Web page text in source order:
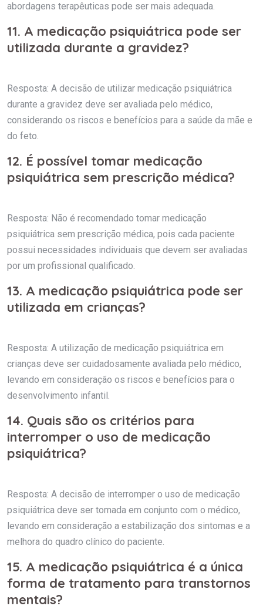
abordagens terapêuticas pode ser mais adequada.
11. A medicação psiquiátrica pode ser
utilizada durante a gravidez?
Resposta: A decisão de utilizar medicação psiquiátrica
durante a gravidez deve ser avaliada pelo médico,
considerando os riscos e benefícios para a saúde da mãe e
do feto.
12. É possível tomar medicação
psiquiátrica sem prescrição médica?
Resposta: Não é recomendado tomar medicação
psiquiátrica sem prescrição médica, pois cada paciente
possui necessidades individuais que devem ser avaliadas
por um profissional qualificado.
13. A medicação psiquiátrica pode ser
utilizada em crianças?
Resposta: A utilização de medicação psiquiátrica em
crianças deve ser cuidadosamente avaliada pelo médico,
levando em consideração os riscos e benefícios para o
desenvolvimento infantil.
14. Quais são os critérios para
interromper o uso de medicação
psiquiátrica?
Resposta: A decisão de interromper o uso de medicação
psiquiátrica deve ser tomada em conjunto com o médico,
levando em consideração a estabilização dos sintomas e a
melhora do quadro clínico do paciente.
15. A medicação psiquiátrica é a única
forma de tratamento para transtornos
mentais?